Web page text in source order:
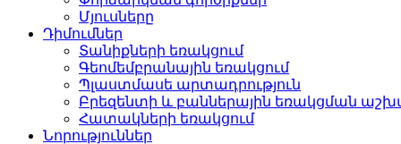
Մյուսները
Դիմումներ
Տանիքների եռակցում
Գեոմեմբրանային եռակցում
Պլաստմասե արտադրություն
Բրեզենտի և բաններային եռակցման
Հատակների եռակցում
Նորություններ